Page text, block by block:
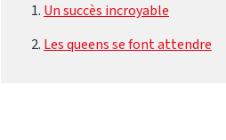
Un succès incroyable
Les queens se font attendre